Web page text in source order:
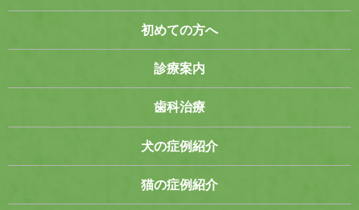
初めての方へ
診療案内
歯科治療
犬の症例紹介
猫の症例紹介